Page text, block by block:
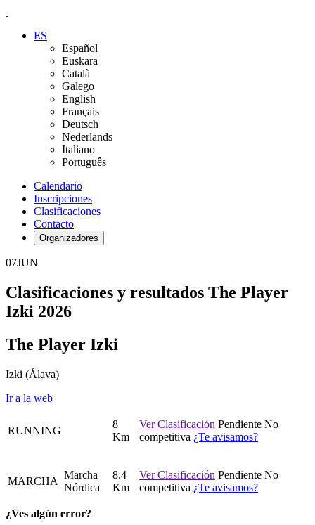
ES
Español
Euskara
Català
Galego
English
Français
Deutsch
Nederlands
Italiano
Português
Calendario
Inscripciones
Clasificaciones
Contacto
Organizadores
07JUN
Clasificaciones y resultados The Player
Izki 2026
The Player Izki
Izki (Álava)
Ir a la web
RUNNING
8
Km
Ver Clasificación Pendiente No
competitiva ¿Te avisamos?
MARCHA
Marcha
Nórdica
8.4
Km
Ver Clasificación Pendiente No
competitiva ¿Te avisamos?
¿Ves algún error?